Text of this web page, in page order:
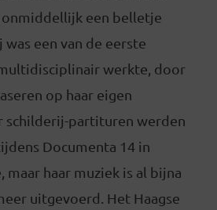
een belletje
een van de eerste
werkte, door
op haar eigen
schilderij-partituren werden
Documenta 14 in
maar haar muziek is al bijna
uitgevoerd. Het Haagse